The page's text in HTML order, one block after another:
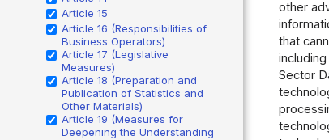
Article 15
Article 16 (Responsibilities of
Business Operators)
Article 17 (Legislative
Measures)
Article 18 (Preparation and
Publication of Statistics and
Other Materials)
Article 19 (Measures for
Deepening the Understanding
other
that
Sector